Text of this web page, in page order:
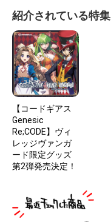
紹介されている特集
【コードギアス
Genesic
Re;CODE】ヴィ
レッジヴァンガ
ード限定グッズ
第2弾発売決定！